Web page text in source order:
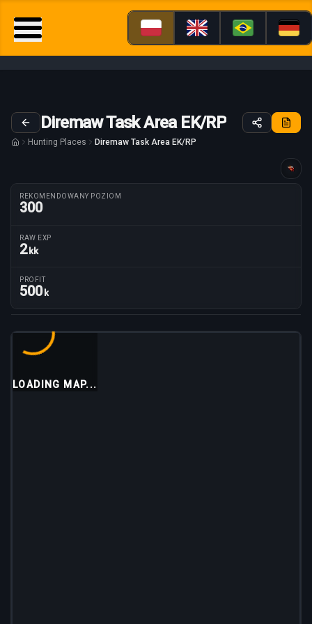
Diremaw Task Area EK/RP
Hunting Places Diremaw Task Area EK/RP
Parametry trasy
REKOMENDOWANY POZIOM
300
RAW EXP
2 kk
PROFIT
500 k
LOADING MAP...